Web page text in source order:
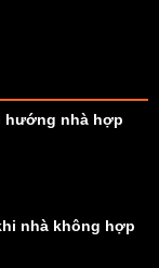
hướng nhà hợp
nhà không hợp